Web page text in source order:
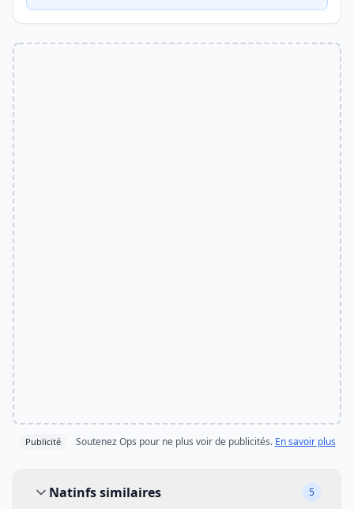
Publicité Soutenez Ops pour ne plus voir de publicités. En savoir plus
Natinfs similaires
5